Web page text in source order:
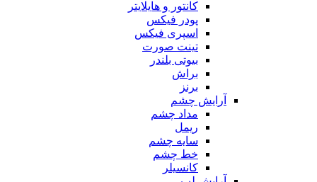
کانتور و هایلایتر
پودر فیکس
اسپری فیکس
تینت صورت
بیوتی بلندر
براش
برنز
آرایش چشم
مداد چشم
ریمل
سایه چشم
خط چشم
کانسیلر